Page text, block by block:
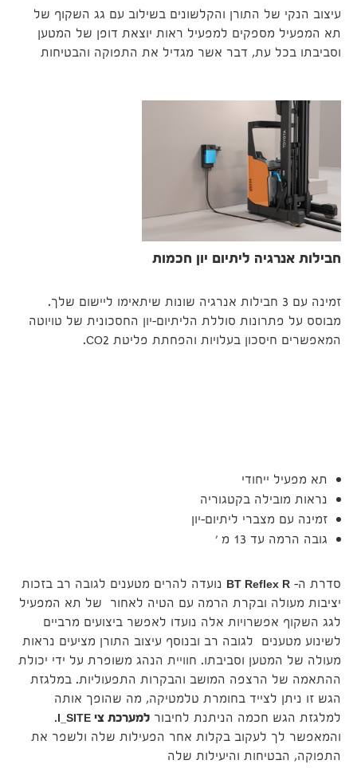
עיצוב הנקי של התורן והקלשונים בשילוב עם גג השקוף של
תא המפעיל מספקים למפעיל ראות יוצאת דופן של המטען
וסביבתו בכל עת, דבר אשר מגדיל את התפוקה והבטיחות
חבילות אנרגיה ליתיום יון חכמות
זמינה עם 3 חבילות אנרגיה שונות שיתאימו ליישום שלך.
מבוסס על פתרונות סוללת הליתיום-יון החסכונית של טויוטה
המאפשרים חיסכון בעלויות והפחתת פליטת CO2.
תא מפעיל ייחודי
נראות מובילה בקטגוריה
זמינה עם מצברי ליתיום-יון
גובה הרמה עד 13 מ '
סדרת ה- BT Reflex R נועדה להרים מטענים לגובה רב בזכות
יציבות מעולה ובקרת הרמה עם הטיה לאחור של תא המפעיל
לגג השקוף אפשרויות אלה נועדו לאפשר ביצועים מרביים
לשינוע מטענים לגובה רב ובנוסף עיצוב התורן מציעים נראות
מעולה של המטען וסביבתו. חוויית הנהג משופרת על ידי יכולת
ההתאמה של הרצפה המושב והבקרות התפעוליות. במלגזת
הגש זו ניתן לצייד בחומרת טלמטיקה, מה שהופך אותה
למלגזת הגש חכמה הניתנת לחיבור למערכת צי I_SITE
.
והמאפשר לך לעקוב בקלות אחר הפעילות שלה ולשפר את
התפוקה, הבטיחות והיעילות שלה